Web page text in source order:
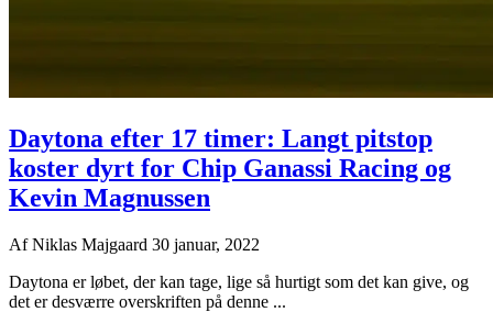
Daytona efter 17 timer: Langt pitstop
koster dyrt for Chip Ganassi Racing og
Kevin Magnussen
AfNiklas Majgaard 30 januar, 2022
Daytona er løbet, der kan tage, lige så hurtigt som det kan give, og
det er desværre overskriften på denne ...